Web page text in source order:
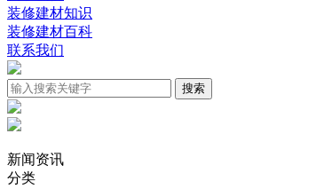
装修建材知识
装修建材百科
联系我们
新闻资讯
分类